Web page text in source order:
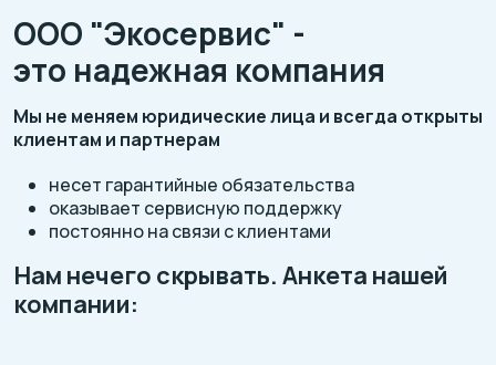
ООО "Экосервис" -
это надежная компания
Мы не меняем юридические лица и всегда открыты
клиентам и партнерам
несет гарантийные обязательства
оказывает сервисную поддержку
постоянно на связи с клиентами
Нам нечего скрывать. Анкета нашей
компании: